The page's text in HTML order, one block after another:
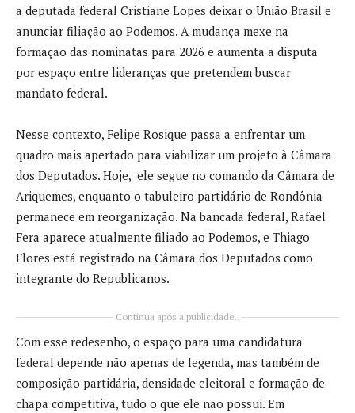
a deputada federal Cristiane Lopes deixar o União Brasil e
anunciar filiação ao Podemos. A mudança mexe na
formação das nominatas para 2026 e aumenta a disputa
por espaço entre lideranças que pretendem buscar
mandato federal.
Nesse contexto, Felipe Rosique passa a enfrentar um
quadro mais apertado para viabilizar um projeto à Câmara
dos Deputados. Hoje, ele segue no comando da Câmara de
Ariquemes, enquanto o tabuleiro partidário de Rondônia
permanece em reorganização. Na bancada federal, Rafael
Fera aparece atualmente filiado ao Podemos, e Thiago
Flores está registrado na Câmara dos Deputados como
integrante do Republicanos.
Continua após a publicidade..
Com esse redesenho, o espaço para uma candidatura
federal depende não apenas de legenda, mas também de
composição partidária, densidade eleitoral e formação de
chapa competitiva, tudo o que ele não possui. Em